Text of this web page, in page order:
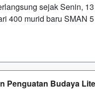
sejak Senin,
400 murid baru SMAN 5
Penguatan Budaya